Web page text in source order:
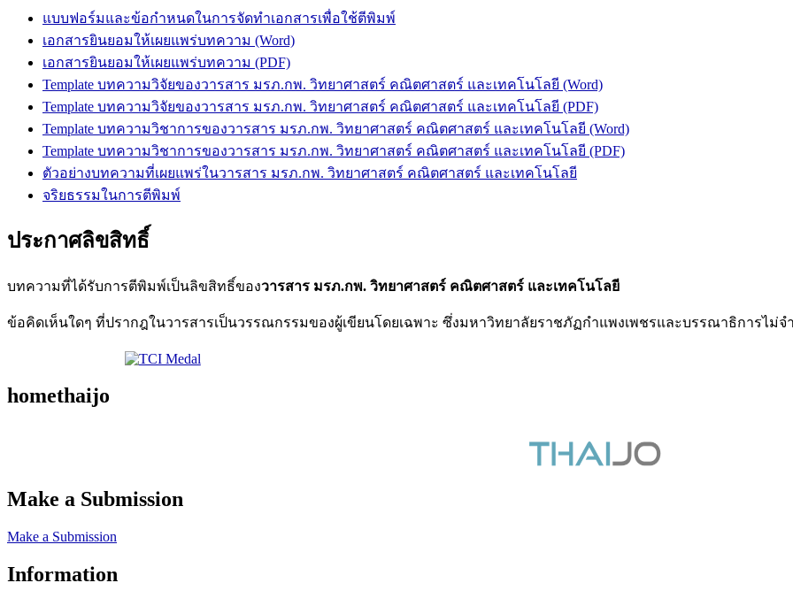
แบบฟอร์มและข้อกำหนดในการจัดทำเอกสารเพื่อใช้ตีพิมพ์
เอกสารยินยอมให้เผยแพร่บทความ (Word)
เอกสารยินยอมให้เผยแพร่บทความ (PDF)
Template บทความวิจัยของวารสาร มรภ.กพ. วิทยาศาสตร์ คณิตศาสตร์ และเทคโนโลยี (Word)
Template บทความวิจัยของวารสาร มรภ.กพ. วิทยาศาสตร์ คณิตศาสตร์ และเทคโนโลยี (PDF)
Template บทความวิชาการของวารสาร มรภ.กพ. วิทยาศาสตร์ คณิตศาสตร์ และเทคโนโลยี (Word)
Template บทความวิชาการของวารสาร มรภ.กพ. วิทยาศาสตร์ คณิตศาสตร์ และเทคโนโลยี (PDF)
ตัวอย่างบทความที่เผยแพร่ในวารสาร มรภ.กพ. วิทยาศาสตร์ คณิตศาสตร์ และเทคโนโลยี
จริยธรรมในการตีพิมพ์
ประกาศลิขสิทธิ์
บทความที่ได้รับการตีพิมพ์เป็นลิขสิทธิ์ของวารสาร มรภ.กพ. วิทยาศาสตร์ คณิตศาสตร์ และเทคโนโลยี
ข้อคิดเห็นใดๆ ที่ปรากฎในวารสารเป็นวรรณกรรมของผู้เขียนโดยเฉพาะ ซึ่งมหาวิทยาลัยราชภัฏกำแพงเพชรและบรรณาธิการไม่จ
homethaijo
Make a Submission
Make a Submission
Information